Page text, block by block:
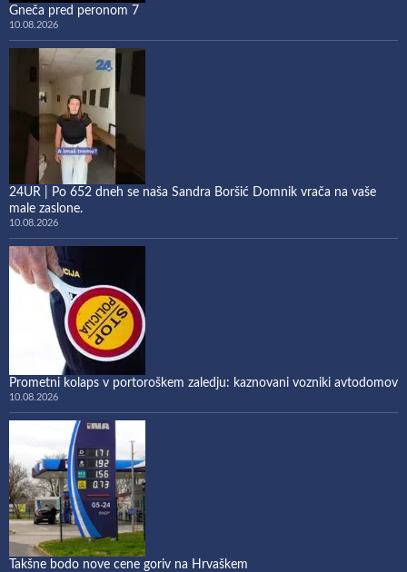
Gneča pred peronom 7
10.08.2026
24UR | Po 652 dneh se naša Sandra Boršić Domnik vrača na vaše
male zaslone.
10.08.2026
Prometni kolaps v portoroškem zaledju: kaznovani vozniki avtodomov
10.08.2026
Takšne bodo nove cene goriv na Hrvaškem